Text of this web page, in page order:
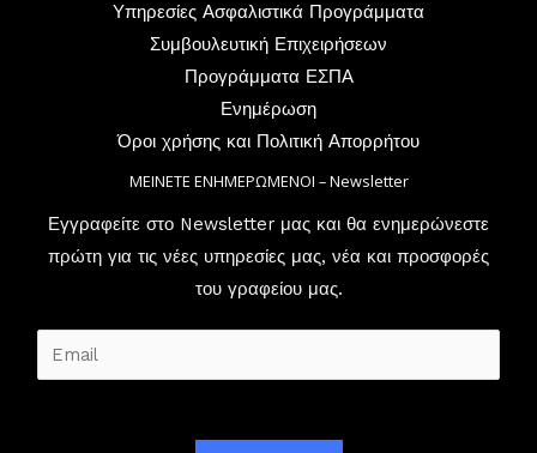
Υπηρεσίες Ασφαλιστικά Προγράμματα
Συμβουλευτική Επιχειρήσεων
Προγράμματα ΕΣΠΑ
Ενημέρωση
Όροι χρήσης και Πολιτική Απορρήτου
ΜΕΙΝΕΤΕ ΕΝΗΜΕΡΩΜΕΝΟΙ – Newsletter
Εγγραφείτε στο Newsletter μας και θα ενημερώνεστε
πρώτη για τις νέες υπηρεσίες μας, νέα και προσφορές
του γραφείου μας.
m